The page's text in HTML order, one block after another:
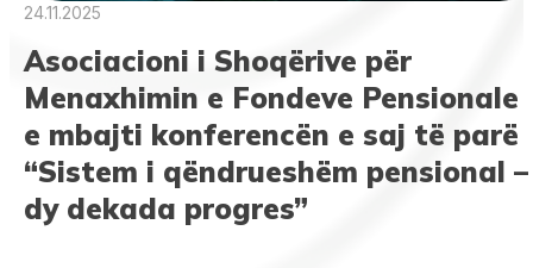
24.11.2025
Asociacioni i Shoqërive për
Menaxhimin e Fondeve Pensionale
e mbajti konferencën e saj të parë
“Sistem i qëndrueshëm pensional –
dy dekada progres”